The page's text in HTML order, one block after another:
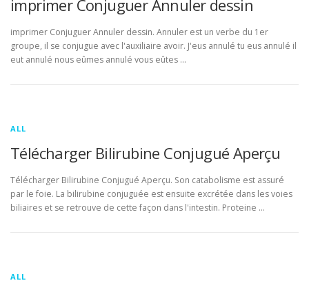
imprimer Conjuguer Annuler dessin
imprimer Conjuguer Annuler dessin. Annuler est un verbe du 1er
groupe, il se conjugue avec l'auxiliaire avoir. J'eus annulé tu eus annulé il
eut annulé nous eûmes annulé vous eûtes …
ALL
Télécharger Bilirubine Conjugué Aperçu
Télécharger Bilirubine Conjugué Aperçu. Son catabolisme est assuré
par le foie. La bilirubine conjuguée est ensuite excrétée dans les voies
biliaires et se retrouve de cette façon dans l'intestin. Proteine …
ALL